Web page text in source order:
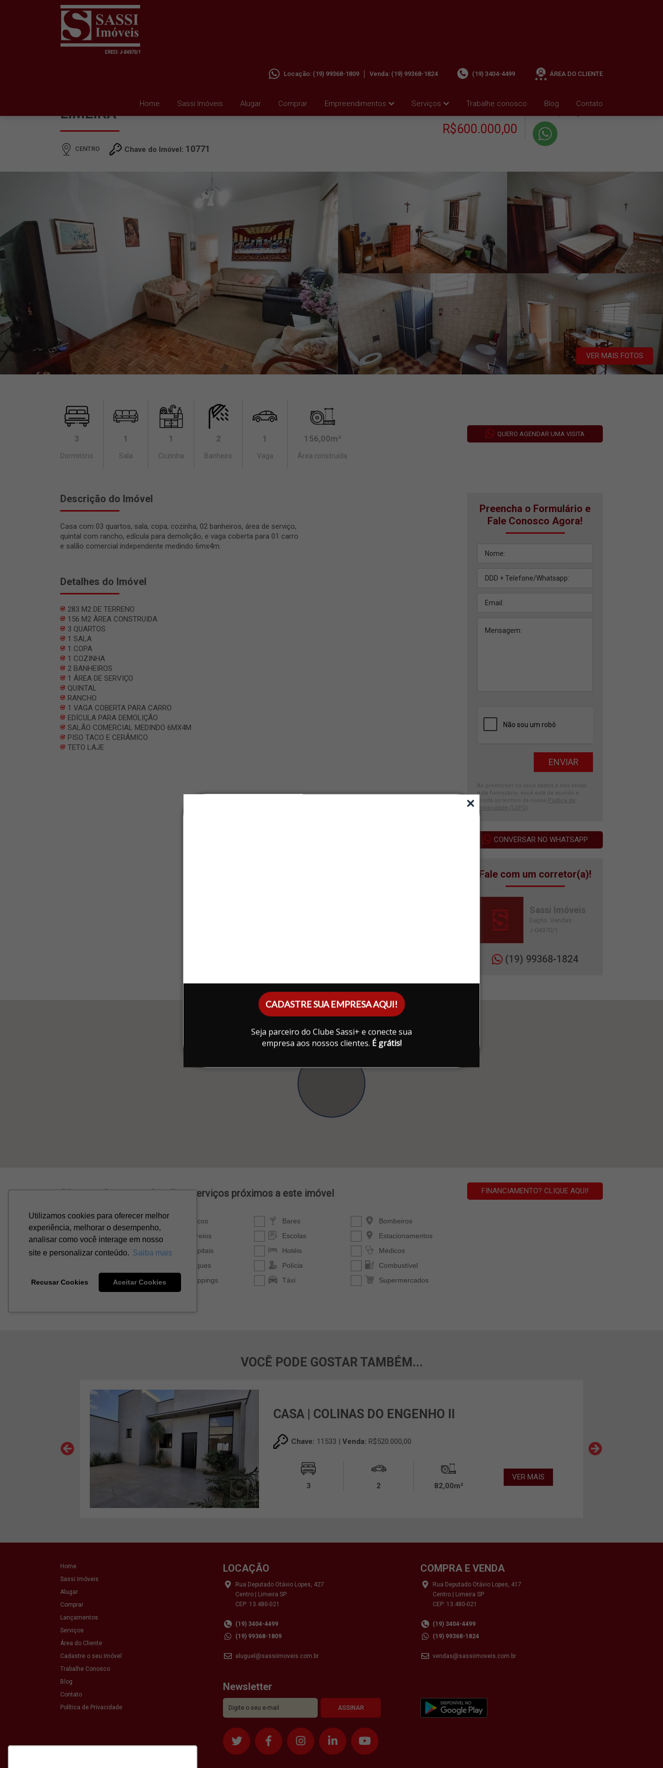
CADASTRE SUA EMPRESA AQUI!
Seja parceiro do Clube Sassi+ e conecte sua
empresa aos nossos clientes. É grátis!
Home Sassi Imóveis Alugar Comprar Empreendimentos Serviços Trabalhe conosco Blog Contato
Locação: (19) 99368-1809 Venda: (19) 99368-1824 (19) 3404-4499 ÁREA DO CLIENTE
LIMEIRA
CENTRO Chave do Imóvel: 10771
R$600.000,00
+ Condomínio R$0,00
VER MAIS FOTOS
3
Dormitório
1
Sala
1
Cozinha
2
Banheiro
1
Vaga
156,00m²
Área construída
QUERO AGENDAR UMA VISITA
Descrição do Imóvel
Casa com 03 quartos, sala, copa, cozinha, 02 banheiros, área de serviço,
quintal com rancho, edícula para demolição, e vaga coberta para 01 carro
e salão comercial independente medindo 6mx4m.
Detalhes do Imóvel
283 M2 DE TERRENO
156 M2 ÀREA CONSTRUIDA
3 QUARTOS
1 SALA
1 COPA
1 COZINHA
2 BANHEIROS
1 ÁREA DE SERVIÇO
QUINTAL
RANCHO
1 VAGA COBERTA PARA CARRO
EDÍCULA PARA DEMOLIÇÃO
SALÃO COMERCIAL MEDINDO 6MX4M
PISO TACO E CERÂMICO
TETO LAJE
Preencha o Formulário e
Fale Conosco Agora!
Ao preencher os seus dados e nos enviar
este formulário, você está de acordo e
aceita os termos da nossa
Política de
Privacidade (LGPD)
CONVERSAR NO WHATSAPP
Fale com um corretor(a)!
Sassi Imóveis
Depto. Vendas
J-04970/1
(19) 99368-1824
VOCÊ PODE GOSTAR TAMBÉM...
CASA | COLINAS DO ENGENHO II
Chave: 11533 |Venda: R$520.000,00
3 2 82,00m²
VER MAIS
Home
Sassi Imóveis
Alugar
Comprar
Lançamentos
Serviços
Área do Cliente
Cadastre o seu Imóvel
Trabalhe Conosco
Blog
Contato
Política de Privacidade
LOCAÇÃO
Rua Deputado Otávio Lopes, 427
Centro | Limeira SP
CEP: 13.480-021
(19) 3404-4499
(19) 99368-1809
aluguel@sassiimoveis.com.br
COMPRA E VENDA
Rua Deputado Otávio Lopes, 417
Centro | Limeira SP
CEP: 13.480-021
(19) 3404-4499
(19) 99368-1824
vendas@sassiimoveis.com.br
Newsletter